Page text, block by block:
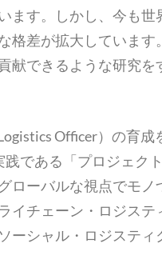
ます。しかし、今も世
差が拡大しています。
献できるような研究を
Officer）の育成
である「プロジェク
ローバルな視点でモノ
イチェーン・ロジステ
ーシャル・ロジスティ